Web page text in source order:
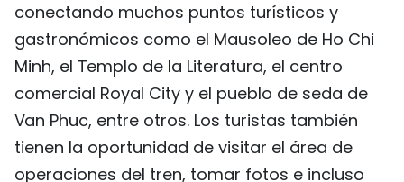
conectando muchos puntos turísticos y
gastronómicos como el Mausoleo de Ho Chi
Minh, el Templo de la Literatura, el centro
comercial Royal City y el pueblo de seda de
Van Phuc, entre otros. Los turistas también
tienen la oportunidad de visitar el área de
operaciones del tren, tomar fotos e incluso